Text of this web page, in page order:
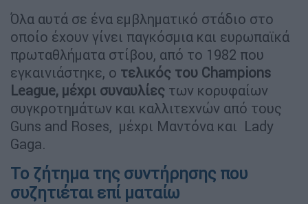
Όλα αυτά σε ένα εμβληματικό στάδιο στο
οποίο έχουν γίνει παγκόσμια και ευρωπαϊκά
πρωταθλήματα στίβου, από το 1982 που
εγκαινιάστηκε, ο τελικός του Champions
League, μέχρι συναυλίες των κορυφαίων
συγκροτημάτων και καλλιτεχνών από τους
Guns and Roses, μέχρι Μαντόνα και Lady
Gaga.
Το ζήτημα της συντήρησης που
συζητιέται επί ματαίω